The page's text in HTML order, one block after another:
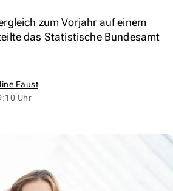
zum Vorjahr auf einem
das Statistische Bundesamt
Faust
Uhr